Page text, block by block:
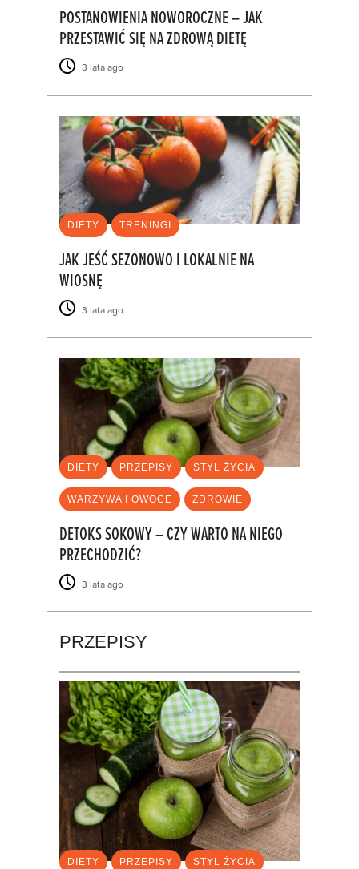
POSTANOWIENIA NOWOROCZNE – JAK
PRZESTAWIĆ SIĘ NA ZDROWĄ DIETĘ
3 lata ago
DIETY TRENINGI
JAK JEŚĆ SEZONOWO I LOKALNIE NA
WIOSNĘ
3 lata ago
DIETY PRZEPISY STYL ŻYCIA
WARZYWA I OWOCE ZDROWIE
DETOKS SOKOWY – CZY WARTO NA NIEGO
PRZECHODZIĆ?
3 lata ago
PRZEPISY
DIETY PRZEPISY STYL ŻYCIA